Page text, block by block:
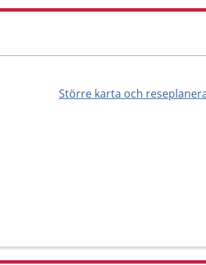
Större karta och